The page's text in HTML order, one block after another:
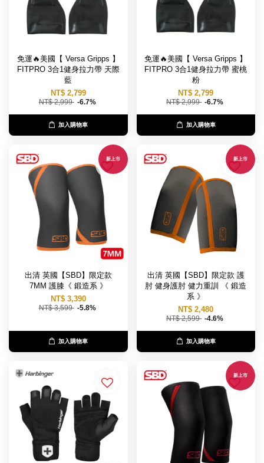
免運🔥美國【 Versa Gripps 】
FITPRO 3合1健身拉力帶 天際
藍
NT$ 2,799
NT$ 2,999 -6.7%
加入購物車
免運🔥美國【 Versa Gripps 】
FITPRO 3合1健身拉力帶 蜜桃
粉
NT$ 2,799
NT$ 2,999 -6.7%
加入購物車
新上市
出清 英國【SBD】限定款
7MM 護膝《 鍛造系 》
NT$ 3,390
NT$ 3,599 -5.8%
加入購物車
新上市
出清 英國【SBD】限定款 護
肘 健身護肘 健力重訓 《 鍛造
系 》
NT$ 2,480
NT$ 2,599 -4.6%
加入購物車
新上市